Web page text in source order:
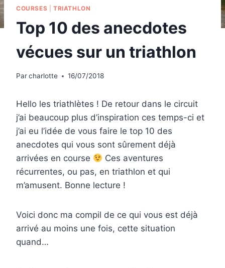
COURSES TRIATHLON
Top 10 des anecdotes
vécues sur un triathlon
Parcharlotte 16/07/2018
Hello les triathlètes ! De retour dans le circuit
j’ai beaucoup plus d’inspiration ces temps-ci et
j’ai eu l’idée de vous faire le top 10 des
anecdotes qui vous sont sûrement déjà
arrivées en course
Ces aventures
récurrentes, ou pas, en triathlon et qui
m’amusent. Bonne lecture !
Voici donc ma compil de ce qui vous est déjà
arrivé au moins une fois, cette situation
quand…